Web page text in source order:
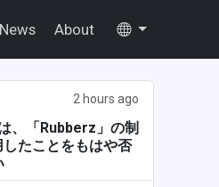
News About
2 hours ago
、「Rubberz」の制
たことをもはや否